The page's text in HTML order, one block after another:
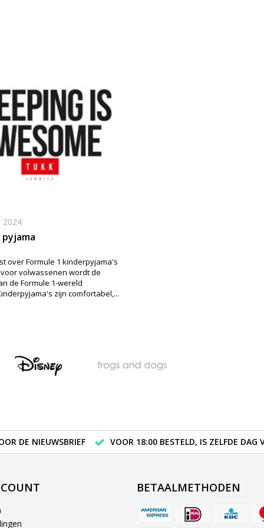
2024
pyjama
over Formule 1 kinderpyjama's
volwassenen wordt de
de Formule 1-wereld
zijn comfortabel,...
DE NIEUWSBRIEF VOOR 18:00 BESTELD, IS ZELFDE DAG
BETAALMETHODEN